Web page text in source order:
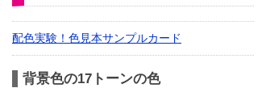
配色実験！色見本サンプルカード
背景色の17トーンの色